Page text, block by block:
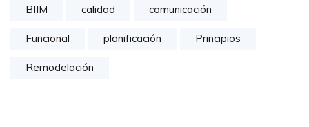
BIIM calidad comunicación
Funcional planificación Principios
Remodelación